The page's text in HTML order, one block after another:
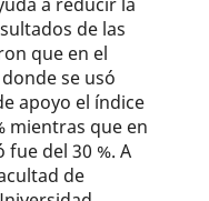
de las
que en el
se usó
apoyo el índice
mientras que en
del 30 %. A
de